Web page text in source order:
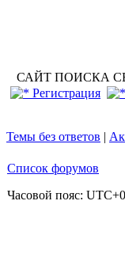
САЙТ ПОИСКА
Регистрация
Темы без ответов |
Список форумов
Часовой пояс: